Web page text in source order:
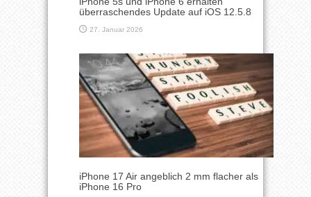
überraschendes Update auf iOS 12.5.8
27. Januar 2026
iPhone 17 Air angeblich 2 mm flacher als
iPhone 16 Pro